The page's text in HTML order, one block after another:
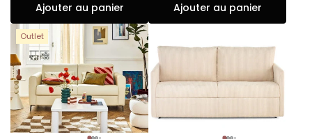
Ajouter au panier Ajouter au panier
Outlet